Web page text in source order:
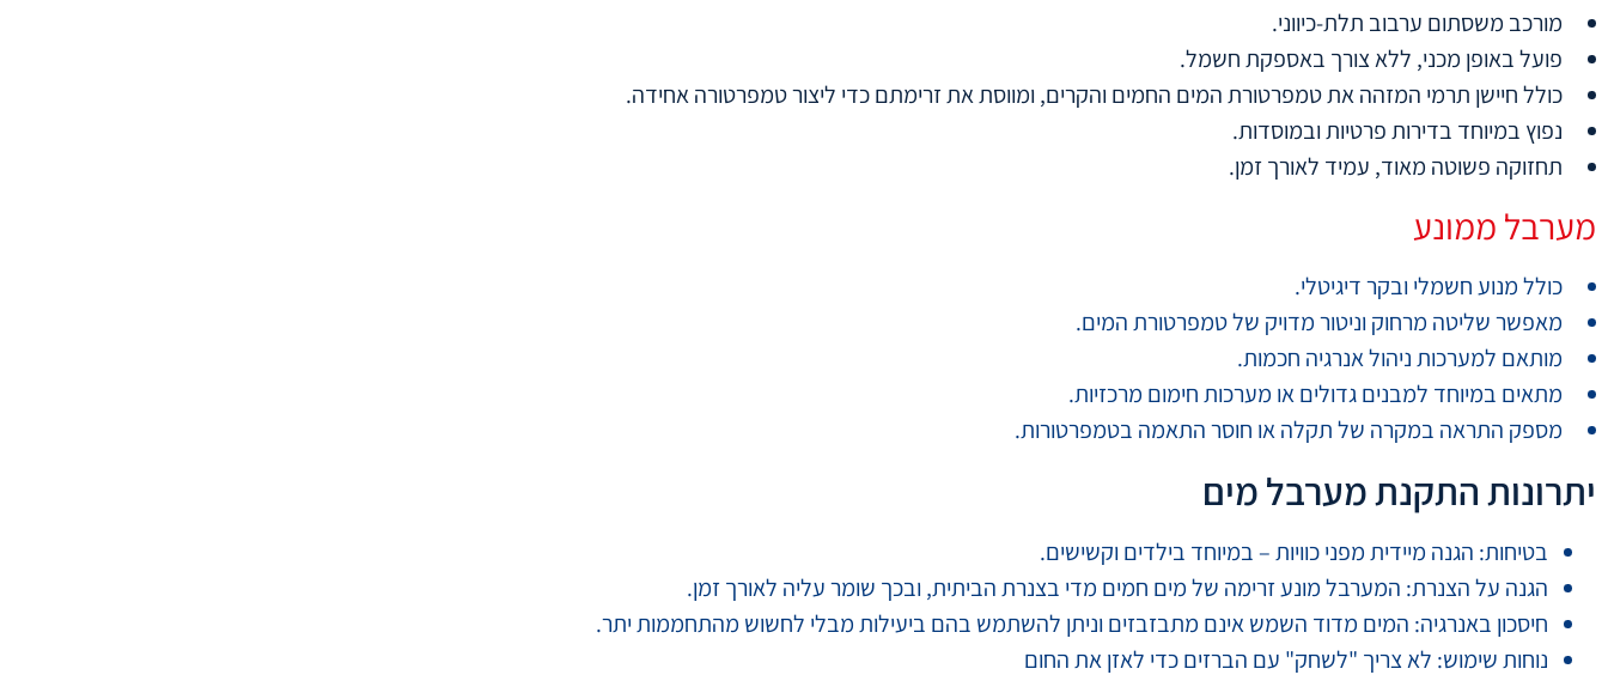
מורכב משסתום ערבוב תלת-כיווני.
פועל באופן מכני, ללא צורך באספקת חשמל.
כולל חיישן תרמי המזהה את טמפרטורת המים החמים והקרים, ומווסת את זרימתם כדי ליצור טמפרטורה אחידה.
נפוץ במיוחד בדירות פרטיות ובמוסדות.
תחזוקה פשוטה מאוד, עמיד לאורך זמן.
מערבל ממונע
כולל מנוע חשמלי ובקר דיגיטלי.
מאפשר שליטה מרחוק וניטור מדויק של טמפרטורת המים.
מותאם למערכות ניהול אנרגיה חכמות.
מתאים במיוחד למבנים גדולים או מערכות חימום מרכזיות.
מספק התראה במקרה של תקלה או חוסר התאמה בטמפרטורות.
יתרונות התקנת מערבל מים
בטיחות: הגנה מיידית מפני כוויות – במיוחד בילדים וקשישים.
הגנה על הצנרת: המערבל מונע זרימה של מים חמים מדי בצנרת הביתית, ובכך שומר עליה לאורך זמן.
חיסכון באנרגיה: המים מדוד השמש אינם מתבזבזים וניתן להשתמש בהם ביעילות מבלי לחשוש מהתחממות יתר.
נוחות שימוש: לא צריך "לשחק" עם הברזים כדי לאזן את החום